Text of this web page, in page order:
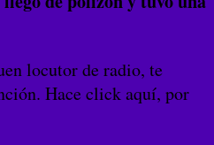
locutor de radio, te
Hace click aquí, por